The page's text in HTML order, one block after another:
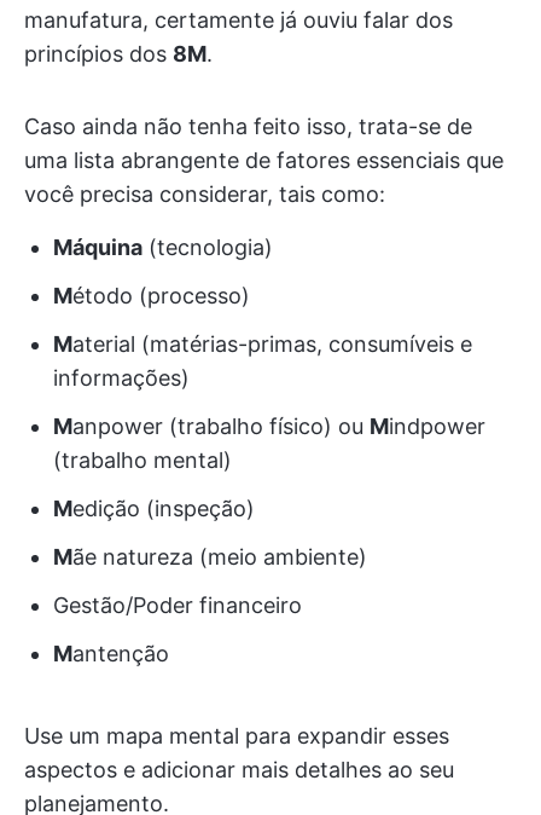
manufatura, certamente já ouviu falar dos
princípios dos 8M.
Caso ainda não tenha feito isso, trata-se de
uma lista abrangente de fatores essenciais que
você precisa considerar, tais como:
Máquina (tecnologia)
Método (processo)
Material (matérias-primas, consumíveis e
informações)
Manpower (trabalho físico) ou Mindpower
(trabalho mental)
Medição (inspeção)
Mãe natureza (meio ambiente)
Gestão/Poder financeiro
Mantenção
Use um mapa mental para expandir esses
aspectos e adicionar mais detalhes ao seu
planejamento.